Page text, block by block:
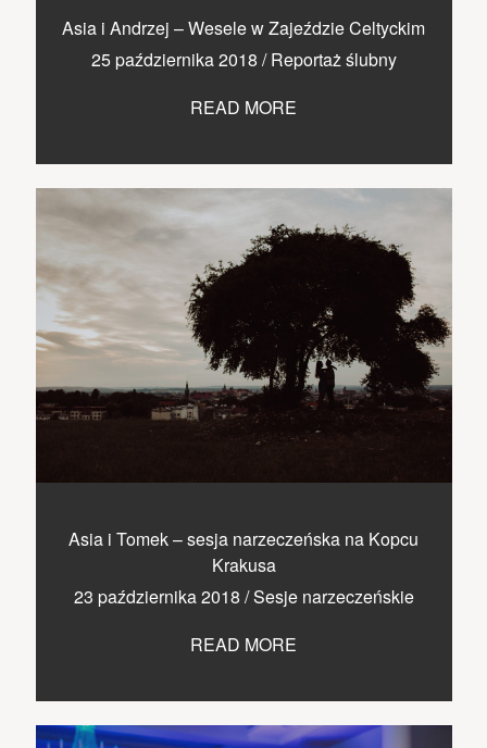
Asia i Andrzej – Wesele w Zajeździe Celtyckim
25 października 2018 /Reportaż ślubny
READ MORE
Asia i Tomek – sesja narzeczeńska na Kopcu
Krakusa
23 października 2018 /Sesje narzeczeńskie
READ MORE